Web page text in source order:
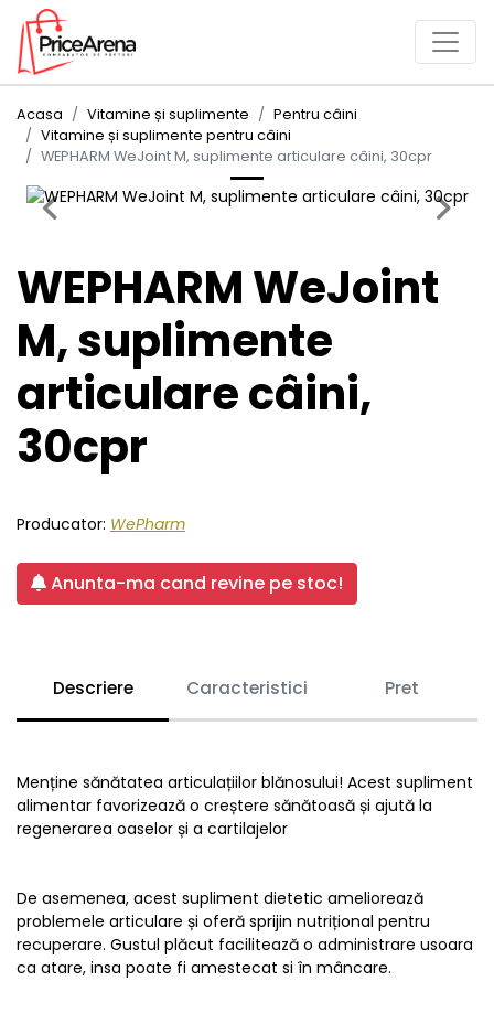
Acasa Vitamine și suplimente
Pentru câini
Vitamine și suplimente pentru câini
WEPHARM WeJoint M, suplimente articulare câini, 30cpr
Previous Next
WEPHARM WeJoint
M, suplimente
articulare câini,
30cpr
Producator: WePharm
Anunta-ma cand revine pe stoc!
Descriere Caracteristici Pret
Menține sănătatea articulațiilor blănosului! Acest supliment
alimentar favorizează o creștere sănătoasă și ajută la
regenerarea oaselor și a cartilajelor
De asemenea, acest supliment dietetic ameliorează
problemele articulare și oferă sprijin nutrițional pentru
recuperare. Gustul plăcut facilitează o administrare usoara
ca atare, insa poate fi amestecat si în mâncare.